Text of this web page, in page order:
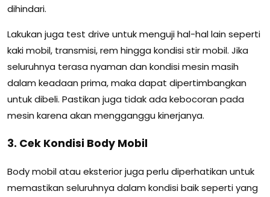
dihindari.
Lakukan juga test drive untuk menguji hal-hal lain seperti
kaki mobil, transmisi, rem hingga kondisi stir mobil. Jika
seluruhnya terasa nyaman dan kondisi mesin masih
dalam keadaan prima, maka dapat dipertimbangkan
untuk dibeli. Pastikan juga tidak ada kebocoran pada
mesin karena akan mengganggu kinerjanya.
3. Cek Kondisi Body Mobil
Body mobil atau eksterior juga perlu diperhatikan untuk
memastikan seluruhnya dalam kondisi baik seperti yang